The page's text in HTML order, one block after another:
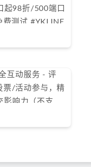
起98折/500端口
费测试 #YKLINE
互动服务 - 评
/活动参与，精
影响力（不支持